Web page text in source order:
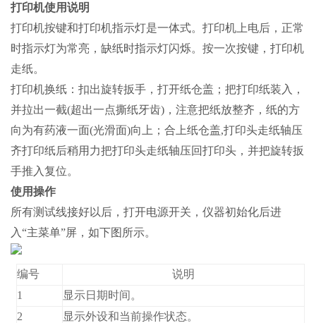
打印机使用说明
打印机按键和打印机指示灯是一体式。打印机上电后，正常
时指示灯为常亮，缺纸时指示灯闪烁。按一次按键，打印机
走纸。
打印机换纸：扣出旋转扳手，打开纸仓盖；把打印纸装入，
并拉出一截(超出一点撕纸牙齿)，注意把纸放整齐，纸的方
向为有药液一面(光滑面)向上；合上纸仓盖,打印头走纸轴压
齐打印纸后稍用力把打印头走纸轴压回打印头，并把旋转扳
手推入复位。
使用操作
所有测试线接好以后，打开电源开关，仪器初始化后进
入“主菜单”屏，如下图所示。
编号
说明
1
显示日期时间。
2
显示外设和当前操作状态。